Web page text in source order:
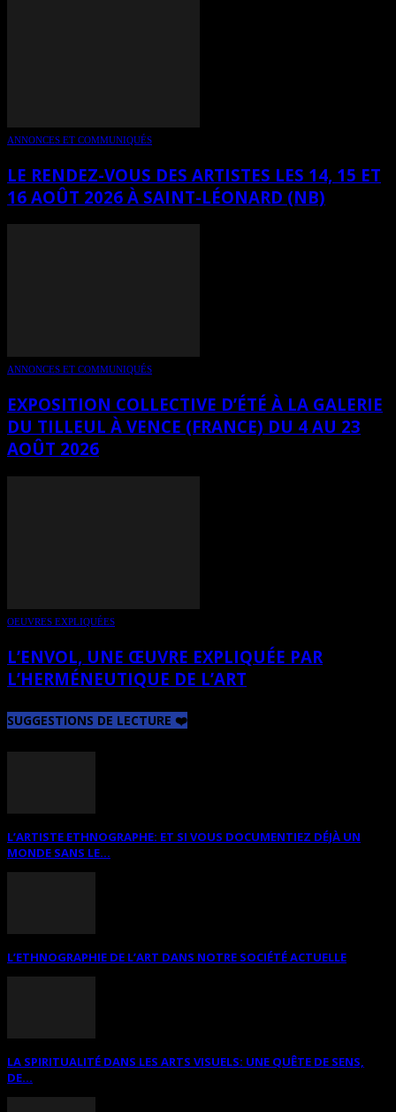
ANNONCES ET COMMUNIQUÉS
LE RENDEZ-VOUS DES ARTISTES LES 14, 15 ET
16 AOÛT 2026 À SAINT-LÉONARD (NB)
ANNONCES ET COMMUNIQUÉS
EXPOSITION COLLECTIVE D’ÉTÉ À LA GALERIE
DU TILLEUL À VENCE (FRANCE) DU 4 AU 23
AOÛT 2026
OEUVRES EXPLIQUÉES
L’ENVOL, UNE ŒUVRE EXPLIQUÉE PAR
L’HERMÉNEUTIQUE DE L’ART
SUGGESTIONS DE LECTURE ❤️
L’ARTISTE ETHNOGRAPHE: ET SI VOUS DOCUMENTIEZ DÉJÀ UN
MONDE SANS LE...
L’ETHNOGRAPHIE DE L’ART DANS NOTRE SOCIÉTÉ ACTUELLE
LA SPIRITUALITÉ DANS LES ARTS VISUELS: UNE QUÊTE DE SENS,
DE...